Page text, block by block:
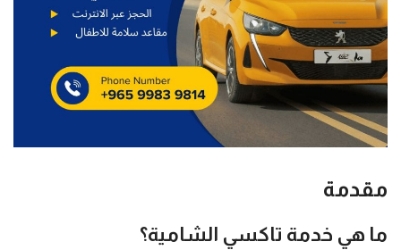
مقدمة
ما هي خدمة تاكسي الشامية؟